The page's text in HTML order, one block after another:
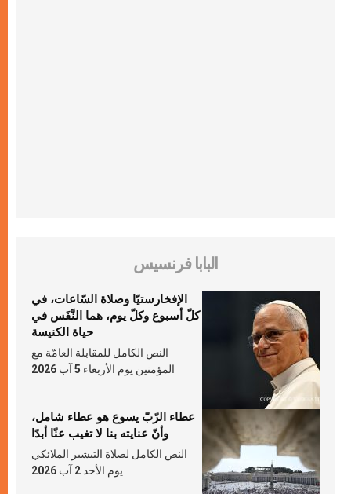
البابا فرنسيس
الإفخارستيّا وصلاة السّاعات، في
كلّ أسبوع وكلّ يوم، هما النَّفَس في
حياة الكنيسة
النص الكامل للمقابلة العامّة مع
المؤمنين يوم الأربعاء 5 آب 2026
عطاء الرّبّ يسوع هو عطاء شامل،
وأنّ عنايته بنا لا تغيب عنّا أبدًا
النص الكامل لصلاة التبشير الملائكي
يوم الأحد 2 آب 2026